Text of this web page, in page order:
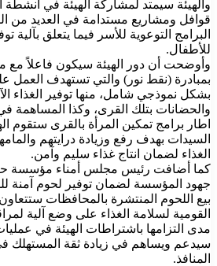
والهيئة سيمتد لمشاركة الهيئة في
قوافل ومشاريع مستدامة في العديد من
البرامج التوعوية للأسر فيما يتعلق
للأطفال.
وأوضحت أن دور الهيئة سيكون فاعلاً مع
بمبادرة (نقط نور) والتي تستهدف العمل
بشكل نموذجي شامل، منها توفير الغذاء
والحضانات بتلك القرى، وكذا
اطار برامج تمكين المرأة بالقرى ستقوم
السيدات بهدف رفع وزيادة درايتهم
الغذاء لضمان انتاج غذاء سليم وآمن.
كما أضافت رئيس مجلس أمناء مؤسسة
جهود المؤسسة لضمان توفير لحوم آمنة
بيع اللحوم المنتشرة بالمحافظات
القومية لسلامة الغذاء على وضع آلية
مدى التزامها باشتراطات الهيئة في
سيدعم ويساهم في زيادة ثقة المستهلك في
المنافذ.